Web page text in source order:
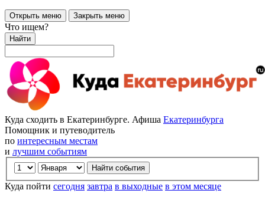
Открыть меню Закрыть меню
Что ищем?
Найти
Куда сходить в Екатеринбурге. Афиша Екатеринбурга
Помощник и путеводитель
по интересным местам
и лучшим событиям
Куда пойти сегодня завтра в выходные в этом месяце